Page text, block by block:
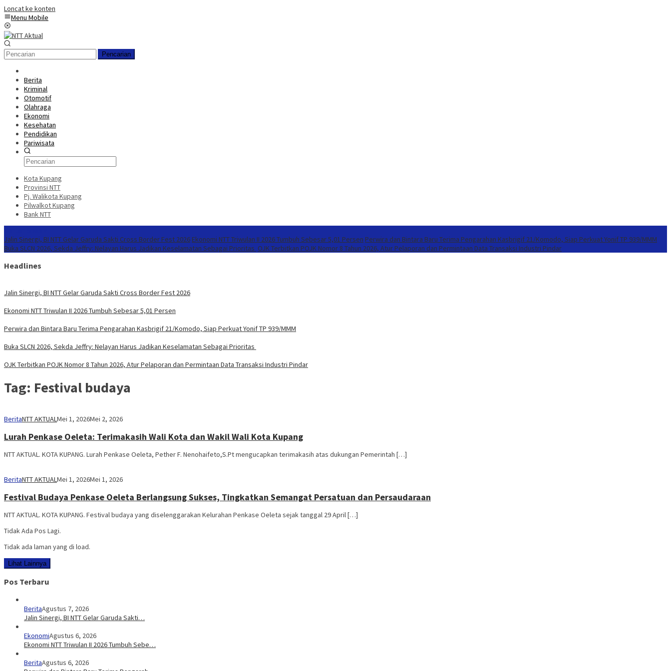
Loncat ke konten
Menu Mobile
Pencarian
Berita
Kriminal
Otomotif
Olahraga
Ekonomi
Kesehatan
Pendidikan
Pariwisata
Kota Kupang
Provinsi NTT
Pj. Walikota Kupang
Pilwalkot Kupang
Bank NTT
Jalin Sinergi, BI NTT Gelar Garuda Sakti Cross Border Fest 2026 Ekonomi NTT Triwulan II 2026 Tumbuh Sebesar 5,01 Persen Perwira dan Bintara Baru Terima Pengarahan Kasbrigif 21/Komodo, Siap Perkuat Yonif TP 939/MMM
Buka SLCN 2026, Sekda Jeffry: Nelayan Harus Jadikan Keselamatan Sebagai Prioritas OJK Terbitkan POJK Nomor 8 Tahun 2026, Atur Pelaporan dan Permintaan Data Transaksi Industri Pindar
Headlines
Jalin Sinergi, BI NTT Gelar Garuda Sakti Cross Border Fest 2026
Ekonomi NTT Triwulan II 2026 Tumbuh Sebesar 5,01 Persen
Perwira dan Bintara Baru Terima Pengarahan Kasbrigif 21/Komodo, Siap Perkuat Yonif TP 939/MMM
Buka SLCN 2026, Sekda Jeffry: Nelayan Harus Jadikan Keselamatan Sebagai Prioritas
OJK Terbitkan POJK Nomor 8 Tahun 2026, Atur Pelaporan dan Permintaan Data Transaksi Industri Pindar
Tag: Festival budaya
BeritaNTT AKTUALMei 1, 2026Mei 2, 2026
Lurah Penkase Oeleta: Terimakasih Wali Kota dan Wakil Wali Kota Kupang
NTT AKTUAL. KOTA KUPANG. Lurah Penkase Oeleta, Pether F. Nenohaifeto,S.Pt mengucapkan terimakasih atas dukungan Pemerintah […]
BeritaNTT AKTUALMei 1, 2026Mei 1, 2026
Festival Budaya Penkase Oeleta Berlangsung Sukses, Tingkatkan Semangat Persatuan dan Persaudaraan
NTT AKTUAL. KOTA KUPANG. Festival budaya yang diselenggarakan Kelurahan Penkase Oeleta sejak tanggal 29 April […]
Tidak Ada Pos Lagi.
Tidak ada laman yang di load.
Lihat Lainnya
Pos Terbaru
BeritaAgustus 7, 2026
Jalin Sinergi, BI NTT Gelar Garuda Sakti…
EkonomiAgustus 6, 2026
Ekonomi NTT Triwulan II 2026 Tumbuh Sebe…
BeritaAgustus 6, 2026